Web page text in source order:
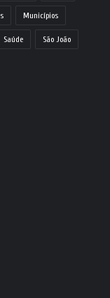
Municípios
Saúde São João